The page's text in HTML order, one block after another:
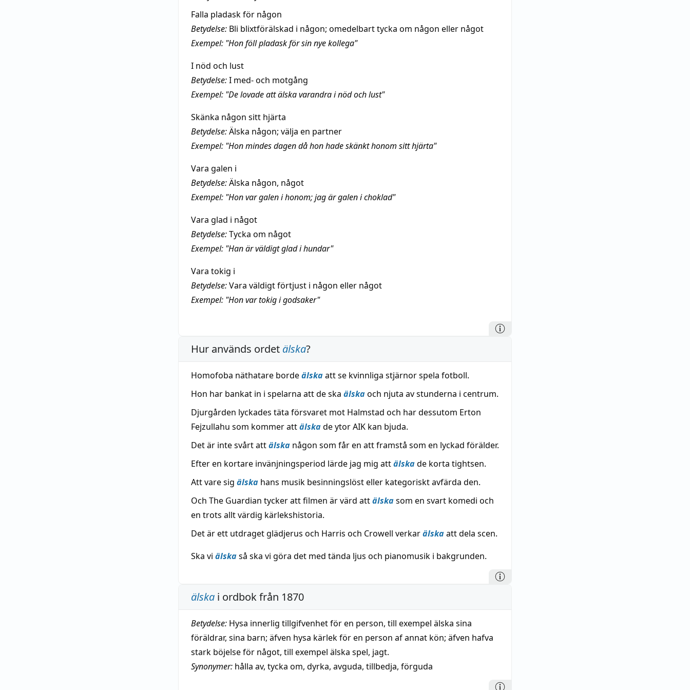
Falla pladask för någon
Betydelse: Bli blixtförälskad i någon; omedelbart tycka om någon eller något
Exempel: "Hon föll pladask för sin nye kollega"
I nöd och lust
Betydelse:I med- och motgång
Exempel: "De lovade att älska varandra i nöd och lust"
Skänka någon sitt hjärta
Betydelse:Älska någon; välja en partner
Exempel: "Hon mindes dagen då hon hade skänkt honom sitt hjärta"
Vara galen i
Betydelse:Älska någon, något
Exempel: "Hon var galen i honom; jag är galen i choklad"
Vara glad i något
Betydelse:Tycka om något
Exempel: "Han är väldigt glad i hundar"
Vara tokig i
Betydelse:Vara väldigt förtjust i någon eller något
Exempel: "Hon var tokig i godsaker"
Hur används ordet älska?
Homofoba näthatare bordeälskaatt se kvinnliga stjärnor spela fotboll.
Hon har bankat in i spelarna att de ska älskaoch njuta av stunderna i centrum.
Djurgården lyckades täta försvaret mot Halmstad och har dessutom Erton
Fejzullahu som kommer attälskade ytor AIK kan bjuda.
Det är inte svårt attälska någon som får en att framstå som en lyckad förälder.
Efter en kortare invänjningsperiod lärde jag mig attälskade korta tightsen.
Att vare sig älska hans musik besinningslöst eller kategoriskt avfärda den.
Och The Guardian tycker att filmen är värd attälskasom en svart komedi och
en trots allt värdig kärlekshistoria.
Det är ett utdraget glädjerus och Harris och Crowell verkarälskaatt dela scen.
Ska vi älskaså ska vi göra det med tända ljus och pianomusik i bakgrunden.
älska i ordbok från 1870
Betydelse: Hysa innerlig tillgifvenhet för en person, till exempel älska sina
föräldrar, sina barn; äfven hysa kärlek för en person af annat kön; äfven hafva
stark böjelse för något, till exempel älska spel, jagt.
Synonymer: hålla av, tycka om, dyrka, avguda, tillbedja, förguda